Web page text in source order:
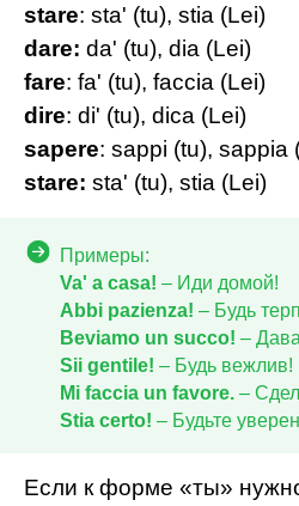
stare: sta' (tu), stia (Lei)
dare: da' (tu), dia (Lei)
fare: fa' (tu), faccia (Lei)
dire: di' (tu), dica (Lei)
sapere: sappi (tu), sappia
stare: sta' (tu), stia (Lei)
Примеры:
Va' a casa! – Иди домой!
Abbi pazienza! – Будь
Beviamo un succo! –
Sii gentile! – Будь вежлив!
Mi faccia un favore. –
Stia certo! – Будьте
Если к форме «ты»